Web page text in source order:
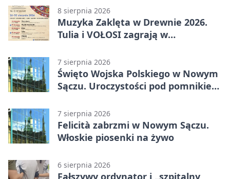
8 sierpnia 2026
Muzyka Zaklęta w Drewnie 2026.
Tulia i VOŁOSI zagrają w
7 sierpnia 2026
Święto Wojska Polskiego w Nowym
Sączu. Uroczystości pod pomnikiem
7 sierpnia 2026
Felicità zabrzmi w Nowym Sączu.
Włoskie piosenki na żywo
6 sierpnia 2026
Fałszywy ordynator i „szpitalny